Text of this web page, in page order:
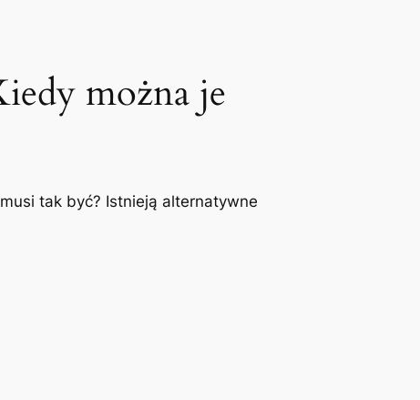
można je
tak⁢ być? Istnieją alternatywne